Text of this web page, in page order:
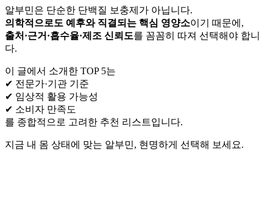
알부민은 단순한 단백질 보충제가 아닙니다.
의학적으로도 예후와 직결되는 핵심 영양소이기 때문에,
출처·근거·흡수율·제조 신뢰도를 꼼꼼히 따져 선택해야 합니
다.
이 글에서 소개한 TOP 5는
✔ 전문가·기관 기준
✔ 임상적 활용 가능성
✔ 소비자 만족도
를 종합적으로 고려한 추천 리스트입니다.
지금 내 몸 상태에 맞는 알부민, 현명하게 선택해 보세요.